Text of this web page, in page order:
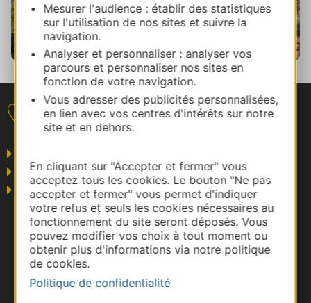
Mesurer l'audience : établir des statistiques
sur l'utilisation de nos sites et suivre la
navigation.
Analyser et personnaliser : analyser vos
parcours et personnaliser nos sites en
fonction de votre navigation.
Vous adresser des publicités personnalisées,
en lien avec vos centres d'intérêts sur notre
site et en dehors.
En cliquant sur "Accepter et fermer" vous
acceptez tous les cookies. Le bouton "Ne pas
accepter et fermer" vous permet d'indiquer
votre refus et seuls les cookies nécessaires au
fonctionnement du site seront déposés. Vous
pouvez modifier vos choix à tout moment ou
obtenir plus d'informations via notre politique
de cookies.
Politique de confidentialité
Belcastel©M HENNESSY - Tourisme Aveyron
Nous contacter
Business/Mice
Pros du tourisme